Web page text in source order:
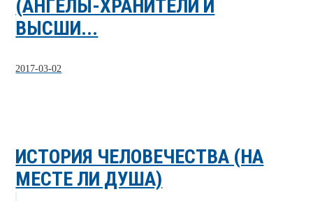
(АНГЕЛЫ-ХРАНИТЕЛИ И
ВЫСШИ...
2017-03-02
ИСТОРИЯ ЧЕЛОВЕЧЕСТВА (НА
МЕСТЕ ЛИ ДУША)